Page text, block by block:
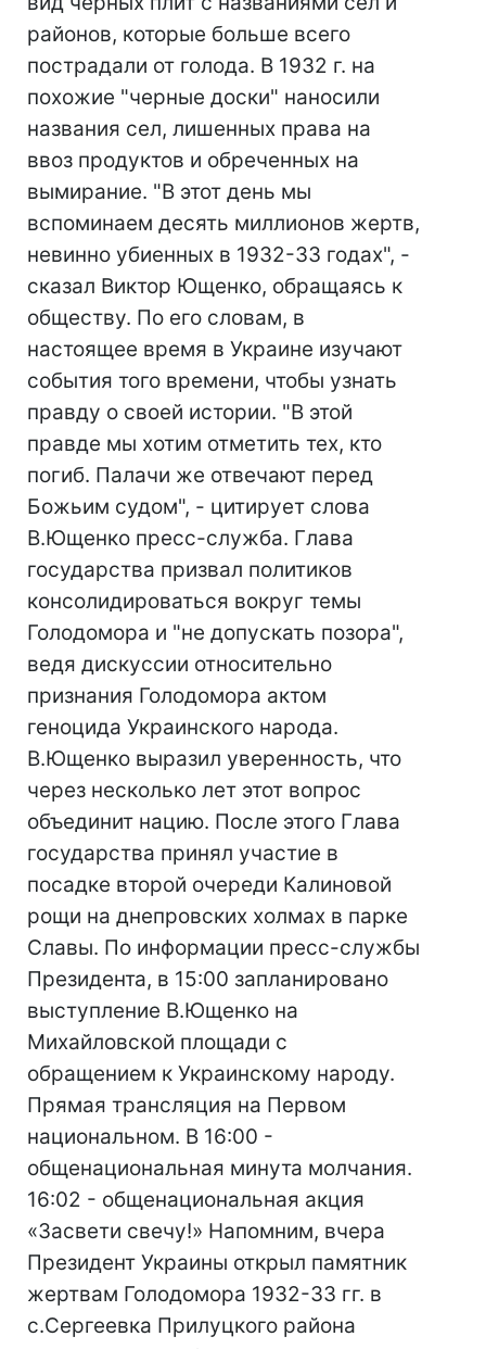
районов, которые больше всего
пострадали от голода. В 1932 г. на
похожие "черные доски" наносили
названия сел, лишенных права на
ввоз продуктов и обреченных на
вымирание. "В этот день мы
вспоминаем десять миллионов жертв,
невинно убиенных в 1932-33 годах", -
сказал Виктор Ющенко, обращаясь к
обществу. По его словам, в
настоящее время в Украине изучают
события того времени, чтобы узнать
правду о своей истории. "В этой
правде мы хотим отметить тех, кто
погиб. Палачи же отвечают перед
Божьим судом", - цитирует слова
В.Ющенко пресс-служба. Глава
государства призвал политиков
консолидироваться вокруг темы
Голодомора и "не допускать позора",
ведя дискуссии относительно
признания Голодомора актом
геноцида Украинского народа.
В.Ющенко выразил уверенность, что
через несколько лет этот вопрос
объединит нацию. После этого Глава
государства принял участие в
посадке второй очереди Калиновой
рощи на днепровских холмах в парке
Славы. По информации пресс-службы
Президента, в 15:00 запланировано
выступление В.Ющенко на
Михайловской площади с
обращением к Украинскому народу.
Прямая трансляция на Первом
национальном. В 16:00 -
общенациональная минута молчания.
16:02 - общенациональная акция
«Засвети свечу!» Напомним, вчера
Президент Украины открыл памятник
жертвам Голодомора 1932-33 гг. в
с.Сергеевка Прилуцкого района